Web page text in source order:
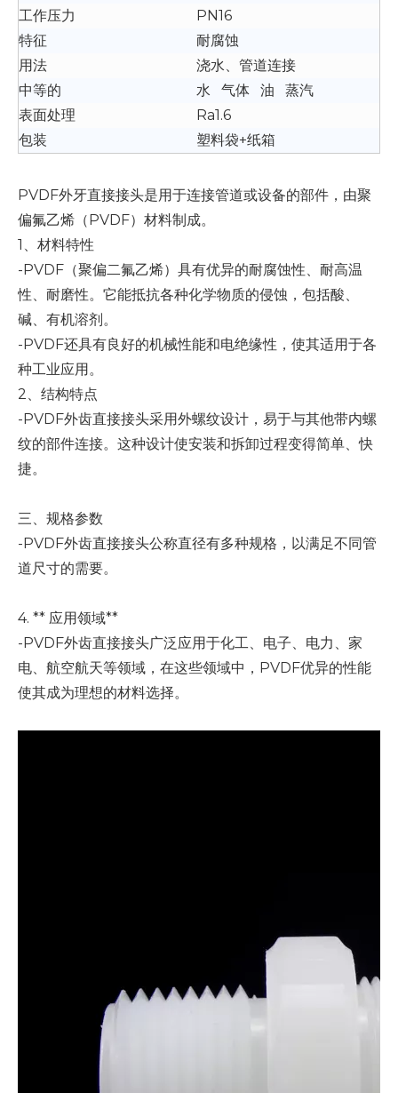
工作压力
PN16
特征
耐腐蚀
用法
浇水、管道连接
中等的
水 气体 油 蒸汽
表面处理
Ra1.6
包装
塑料袋+纸箱
PVDF外牙直接接头是用于连接管道或设备的部件，由聚
偏氟乙烯（PVDF）材料制成。
1、材料特性
-PVDF（聚偏二氟乙烯）具有优异的耐腐蚀性、耐高温
性、耐磨性。它能抵抗各种化学物质的侵蚀，包括酸、
碱、有机溶剂。
-PVDF还具有良好的机械性能和电绝缘性，使其适用于各
种工业应用。
2、结构特点
-PVDF外齿直接接头采用外螺纹设计，易于与其他带内螺
纹的部件连接。这种设计使安装和拆卸过程变得简单、快
捷。
三、规格参数
-PVDF外齿直接接头公称直径有多种规格，以满足不同管
道尺寸的需要。
4. ** 应用领域**
-PVDF外齿直接接头广泛应用于化工、电子、电力、家
电、航空航天等领域，在这些领域中，PVDF优异的性能
使其成为理想的材料选择。